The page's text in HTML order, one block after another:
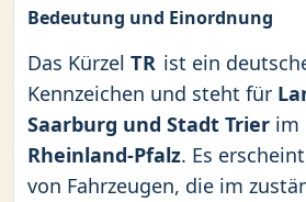
Bedeutung und Einordnung
Das Kürzel TR ist ein
Kennzeichen und steht für
Saarburg und Stadt Trier im
Rheinland-Pfalz. Es
von Fahrzeugen, die im